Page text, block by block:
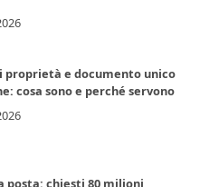
proprietà e documento unico
cosa sono e perché servono
posta: chiesti 80 milioni